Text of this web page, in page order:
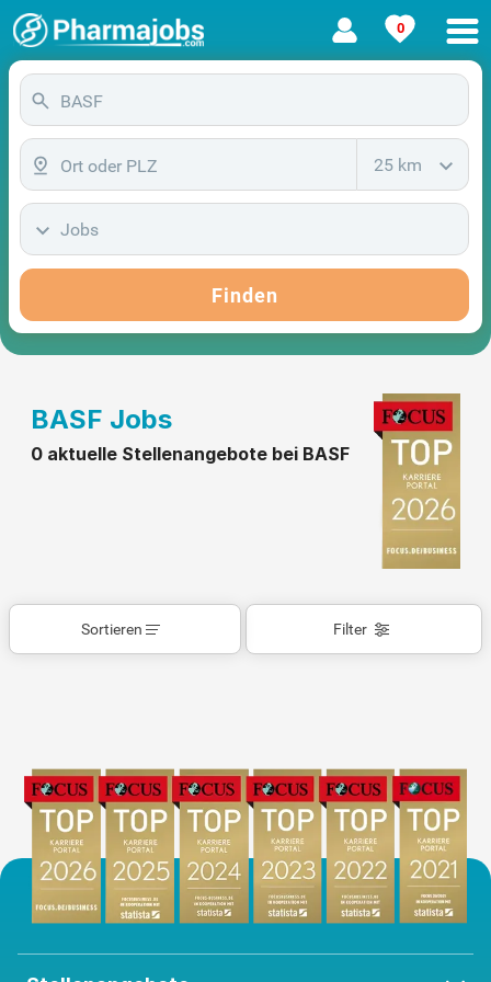
0
25 km
Jobs
Finden
BASF Jobs
0 aktuelle Stellenangebote bei BASF
Filter
Sortieren